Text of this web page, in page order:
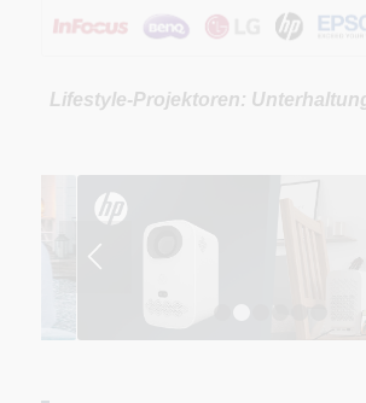
Lifestyle-Projektoren: